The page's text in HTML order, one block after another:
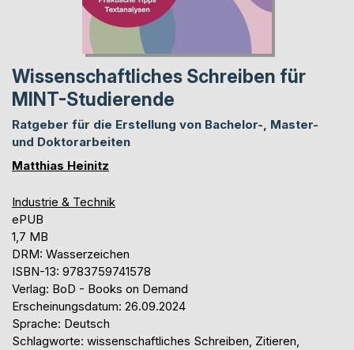
Wissenschaftliches Schreiben für
MINT-Studierende
Ratgeber für die Erstellung von Bachelor-, Master-
und Doktorarbeiten
Matthias Heinitz
Industrie & Technik
ePUB
1,7 MB
DRM: Wasserzeichen
ISBN-13: 9783759741578
Verlag: BoD - Books on Demand
Erscheinungsdatum: 26.09.2024
Sprache: Deutsch
Schlagworte: wissenschaftliches Schreiben, Zitieren,